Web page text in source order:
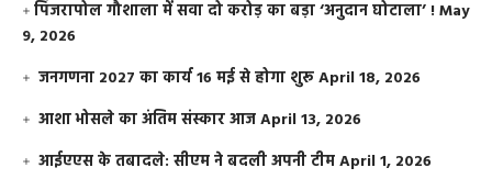
​पिंजरापोल गौशाला में सवा दो करोड़ का बड़ा ‘अनुदान घोटाला’ !May
9, 2026
जनगणना 2027 का कार्य 16 मई से होगा शुरूApril 18, 2026
आशा भोसले का अंतिम संस्कार आजApril 13, 2026
आईएएस के तबादले: सीएम ने बदली अपनी टीमApril 1, 2026